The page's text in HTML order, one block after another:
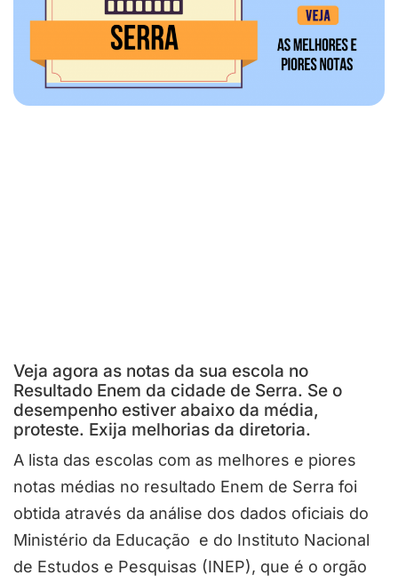
Veja agora as notas da sua escola no
Resultado Enem da cidade de Serra. Se o
desempenho estiver abaixo da média,
proteste. Exija melhorias da diretoria.
A lista das escolas com as melhores e piores
notas médias no resultado Enem de Serra foi
obtida através da análise dos dados oficiais do
Ministério da Educação e do Instituto Nacional
de Estudos e Pesquisas (INEP), que é o orgão